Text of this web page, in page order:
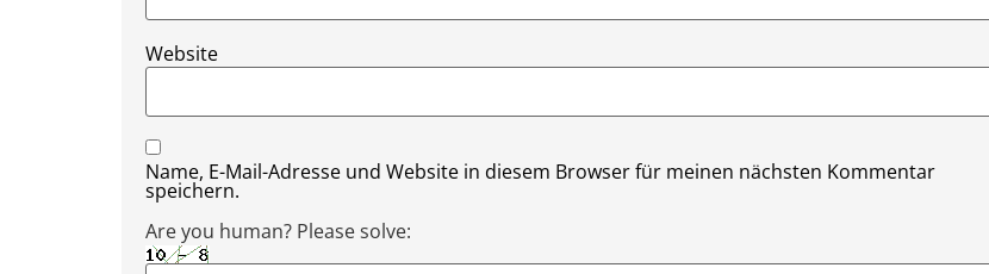
Website
Name, E-Mail-Adresse und Website in diesem Browser für meinen nächsten Kommentar
speichern.
Are you human? Please solve: